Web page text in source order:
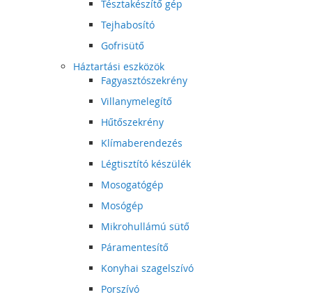
Tésztakészítő gép
Tejhabosító
Gofrisütő
Háztartási eszközök
Fagyasztószekrény
Villanymelegítő
Hűtőszekrény
Klímaberendezés
Légtisztító készülék
Mosogatógép
Mosógép
Mikrohullámú sütő
Páramentesítő
Konyhai szagelszívó
Porszívó